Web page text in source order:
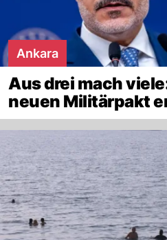
Ankara
Aus drei mach
neuen Militärpakt